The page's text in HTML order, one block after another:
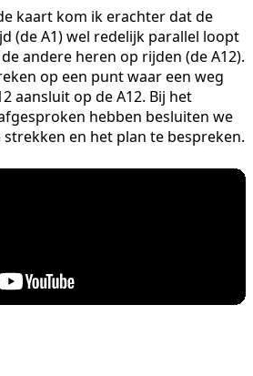
kaart kom ik erachter dat de
(de A1) wel redelijk parallel loopt
andere heren op rijden (de A12).
op een punt waar een weg
aansluit op de A12. Bij het
hebben besluiten we
en het plan te bespreken.